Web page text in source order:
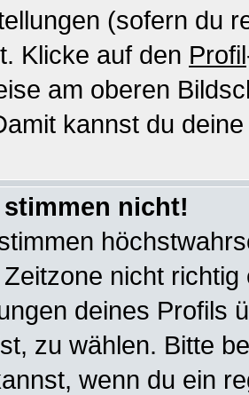
(sofern du
Klicke auf den Profil
am oberen
kannst du
stimmen nicht!
nicht
deines Profils
zu wählen. Bitte
wenn du ein